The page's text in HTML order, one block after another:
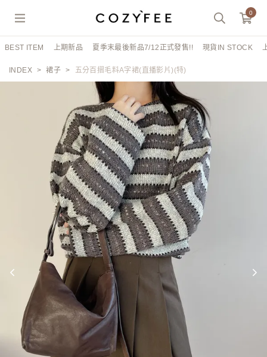
0
BEST ITEM 上期新品 夏季末最後新品7/12正式發售!! 現貨IN STOCK
INDEX 裙子 五分百摺毛料A字裙(直播影片)(特)